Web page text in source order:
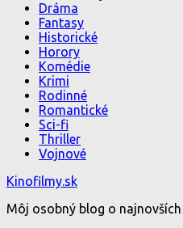
Dráma
Fantasy
Historické
Horory
Komédie
Krimi
Rodinné
Romantické
Sci-fi
Thriller
Vojnové
Kinofilmy.sk
Môj osobný blog o